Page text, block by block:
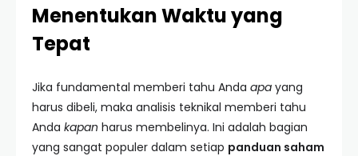
Menentukan Waktu yang
Tepat
Jika fundamental memberi tahu Anda apa yang
harus dibeli, maka analisis teknikal memberi tahu
Anda kapan harus membelinya. Ini adalah bagian
yang sangat populer dalam setiap panduan saham